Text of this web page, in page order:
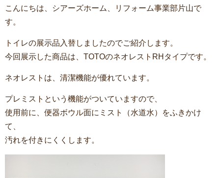
こんにちは、シアーズホーム、リフォーム事業部片山で
す。
トイレの展示品入替しましたのでご紹介します。
今回展示した商品は、TOTOのネオレストRHタイプです。
ネオレストは、清潔機能が優れています。
プレミストという機能がついていますので、
使用前に、便器ボウル面にミスト（水道水）をふきかけ
て、
汚れを付きにくくします。